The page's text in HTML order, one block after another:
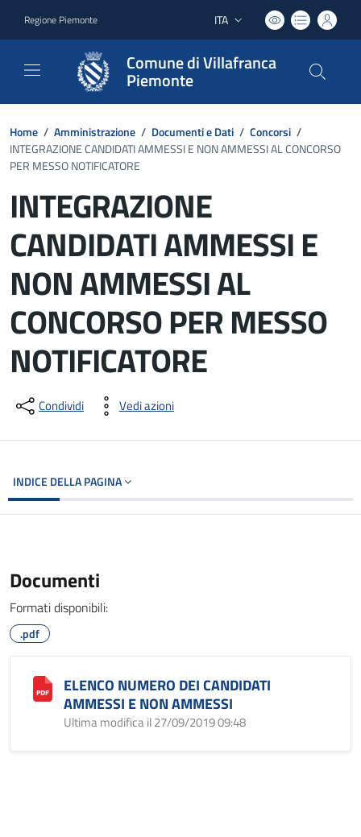
Regione Piemonte Lingua attiva:
ITA
Comune di Villafranca
Piemonte
Home / Amministrazione / Documenti e Dati / Concorsi /
INTEGRAZIONE CANDIDATI AMMESSI E NON AMMESSI AL CONCORSO
PER MESSO NOTIFICATORE
INTEGRAZIONE
CANDIDATI AMMESSI E
NON AMMESSI AL
CONCORSO PER MESSO
NOTIFICATORE
Dettagli del documento
Condividi Vedi azioni
INDICE DELLA PAGINA
Documenti
Formati disponibili:
.pdf
ELENCO NUMERO DEI CANDIDATI
AMMESSI E NON AMMESSI
Ultima modifica il 27/09/2019 09:48